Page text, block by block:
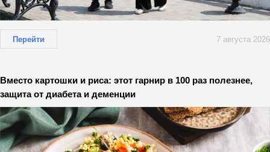
Перейти 7 августа 2026
Вместо картошки и риса: этот гарнир в 100 раз полезнее,
защита от диабета и деменции